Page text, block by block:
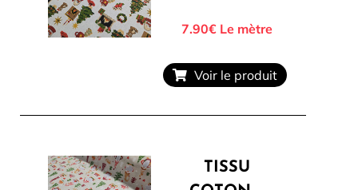
7.90€Le mètre
Voir le produit
TISSU